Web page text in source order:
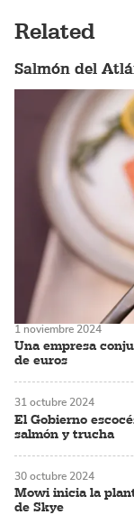
Related
Salmón del
Una empresa
de euros
1 noviembre 2024
El Gobierno
salmón y trucha
31 octubre 2024
Mowi inicia la
de Skye
30 octubre 2024